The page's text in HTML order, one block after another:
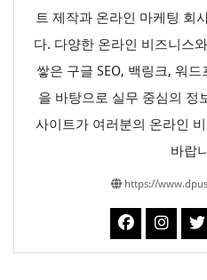
트 제작과 온라인 마케팅 회
다. 다양한 온라인 비즈니스
쌓은 구글 SEO, 백링크, 워
을 바탕으로 실무 중심의 정
사이트가 여러분의 온라인
바랍
https://